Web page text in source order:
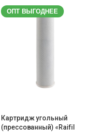
ОПТ ВЫГОДНЕЕ
Картридж угольный
(прессованный) «Raifil